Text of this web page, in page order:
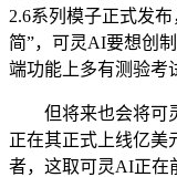
2.6系列模子正式发
简”，可灵AI要想创
端功能上多有测验考
但将来也会将可灵
正在其正式上线亿美
者，这取可灵AI正在